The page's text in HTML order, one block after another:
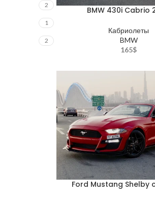
2
1
2
BMW 430i Cabrio
Кабриолеты
BMW
165$
Ford Mustang Shelby